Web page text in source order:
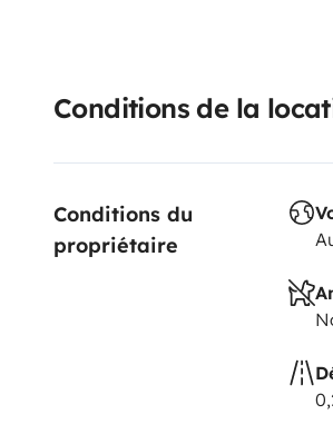
Conditions de la
Conditions du
propriétaire